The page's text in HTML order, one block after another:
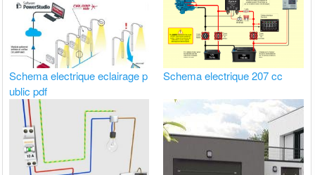
Schema electrique eclairage p
ublic pdf
Schema electrique 207 cc